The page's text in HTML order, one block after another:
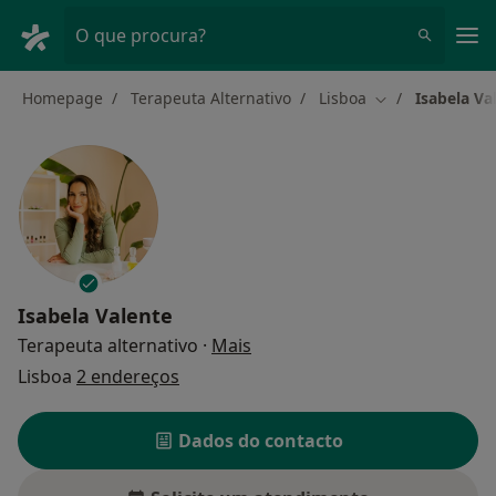
O que procura?
Homepage Terapeuta Alternativo Lisboa Mudar de
Isabela
Isabela Valente
Terapeuta alternativo · Mais
Lisboa 2 endereços
Dados do contacto